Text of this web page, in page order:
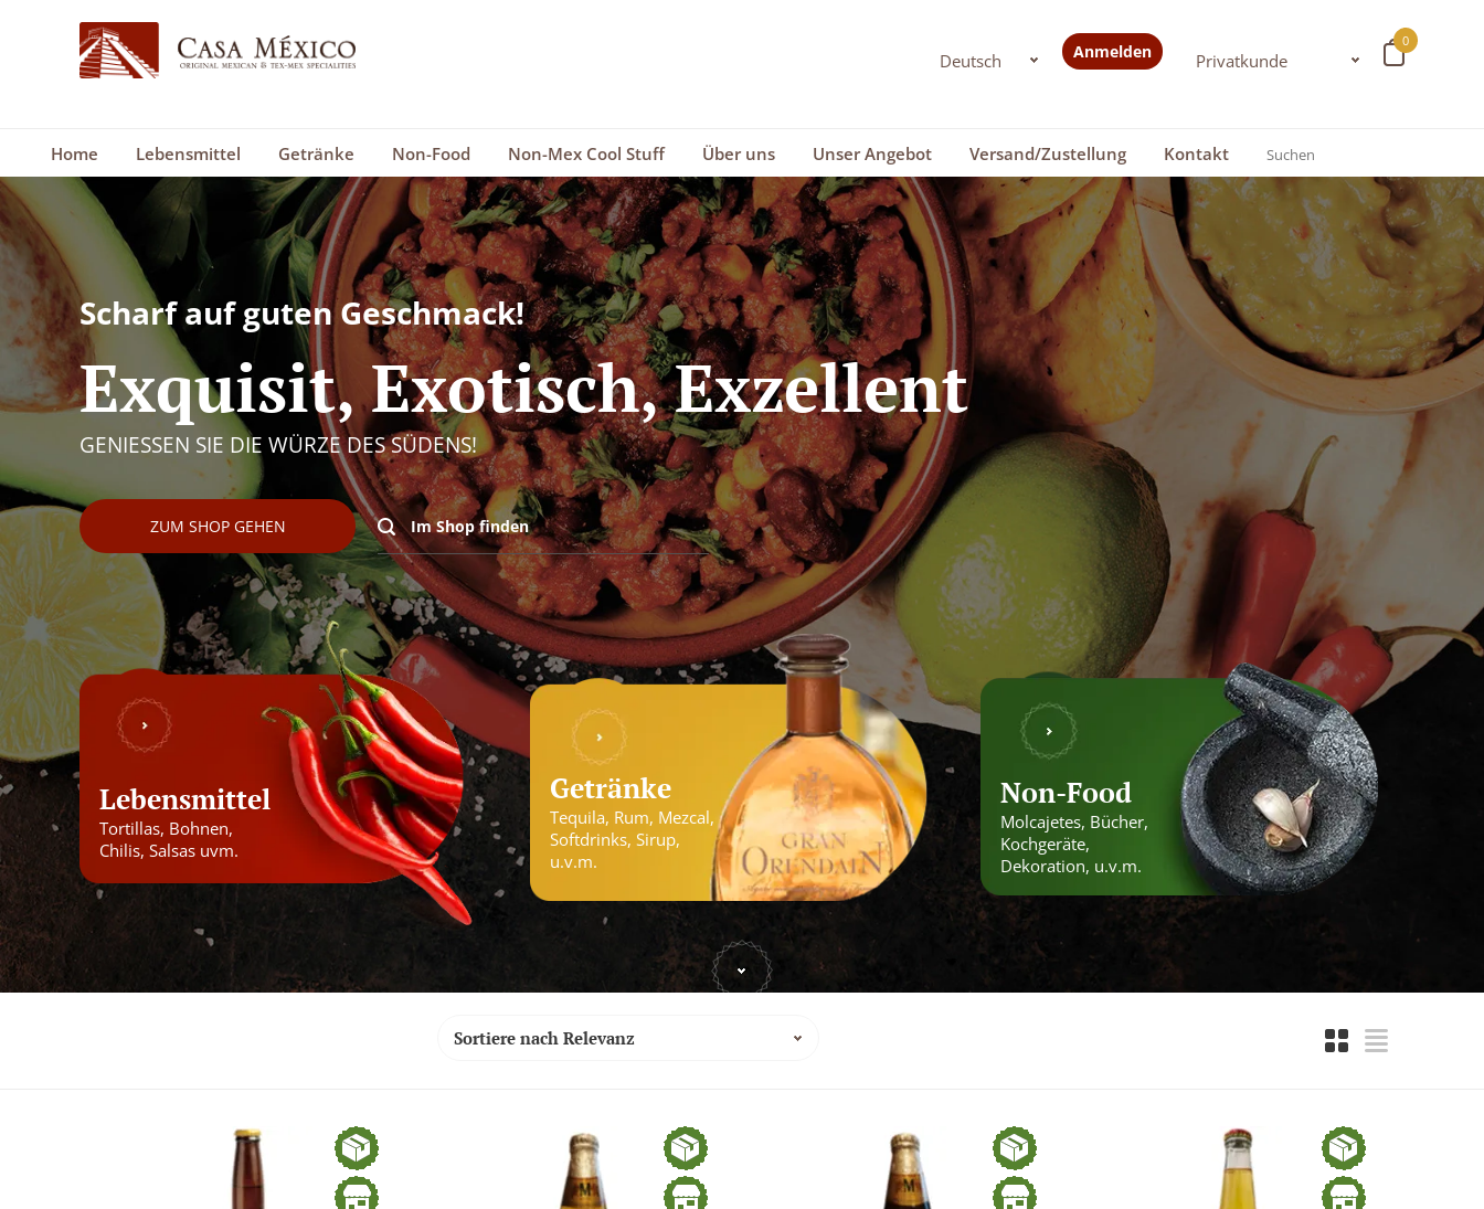
0
Anmelden
Home Lebensmittel Getränke Non-Food Non-Mex Cool Stuff Über uns Unser Angebot Versand/Zustellung Kontakt
Scharf auf guten Geschmack!
Exquisit, Exotisch, Exzellent
GENIESSEN SIE DIE WÜRZE DES SÜDENS!
ZUM SHOP GEHEN
Lebensmittel
Tortillas, Bohnen,
Chilis, Salsas uvm.
Getränke
Tequila, Rum, Mezcal,
Softdrinks, Sirup,
u.v.m.
Non-Food
Molcajetes, Bücher,
Kochgeräte,
Dekoration, u.v.m.